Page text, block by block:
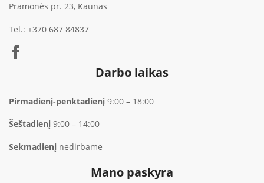
Pramonės pr. 23, Kaunas
Tel.: +370 687 84837
Darbo laikas
Pirmadienį-penktadienį 9:00 – 18:00
Šeštadienį 9:00 – 14:00
Sekmadienį nedirbame
Mano paskyra